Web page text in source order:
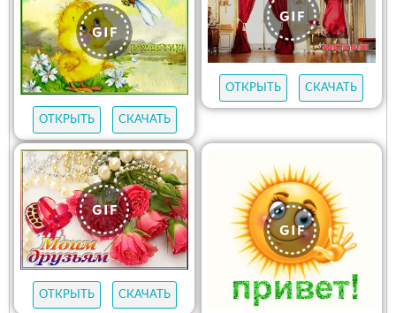
ОТКРЫТЬ СКАЧАТЬ
ОТКРЫТЬ СКАЧАТЬ
ОТКРЫТЬ СКАЧАТЬ